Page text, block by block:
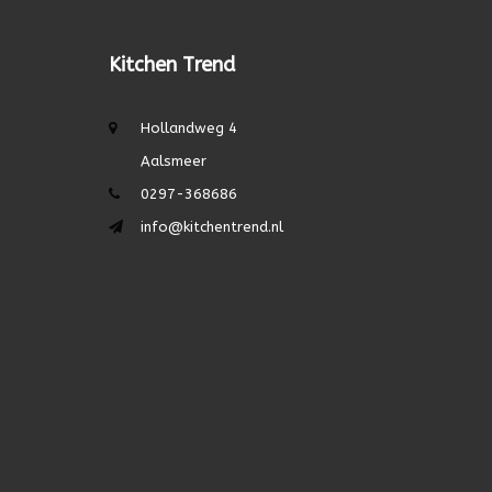
Kitchen Trend
Hollandweg 4
Aalsmeer
0297-368686
info@kitchentrend.nl